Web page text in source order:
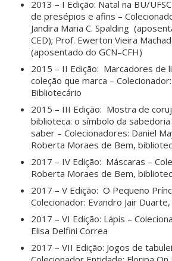
2013 – I Edição: Natal na BU/
de presépios e afins –
Jandira Maria C. Spalding
CED); Prof. Ewerton Vieira
(aposentado do GCN–CFH)
2015 – II Edição: Marcadores de
coleção que marca –
Bibliotecário
2015 – III Edição: Mostra de
biblioteca: o símbolo da
saber – Colecionadores: Daniel
Roberta Moraes de Bem,
2017 – IV Edição: Máscaras –
Roberta Moraes de Bem,
2017 – V Edição: O Pequeno
Colecionador: Evandro Jair
2017 – VI Edição: Lápis –
Elisa Delfini Correa
2017 – VII Edição: Jogos de